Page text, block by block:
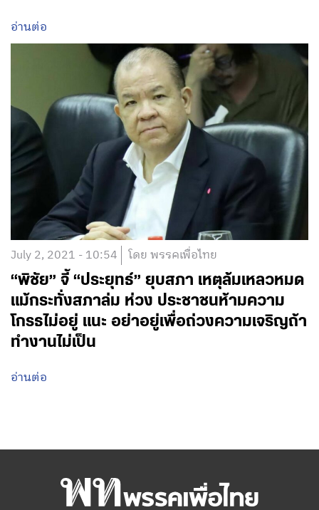
อ่านต่อ
July 2, 2021 - 10:54 โดย พรรคเพื่อไทย
“พิชัย” จี้ “ประยุทธ์” ยุบสภา เหตุล้มเหลวหมด
แม้กระทั่งสภาล่ม ห่วง ประชาชนห้ามความ
โกรธไม่อยู่ แนะ อย่าอยู่เพื่อถ่วงความเจริญถ้า
ทำงานไม่เป็น
อ่านต่อ